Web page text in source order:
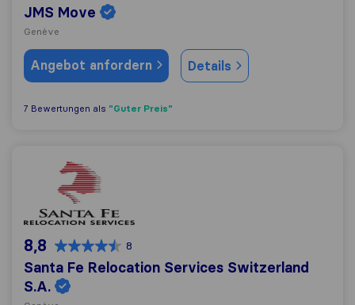
JMS Move
Genève
Angebot anfordern Details
7 Bewertungen als "Guter Preis"
Santa Fe Relocation Services Switzerland S.A.
8,8 8
Santa Fe Relocation Services Switzerland
S.A.